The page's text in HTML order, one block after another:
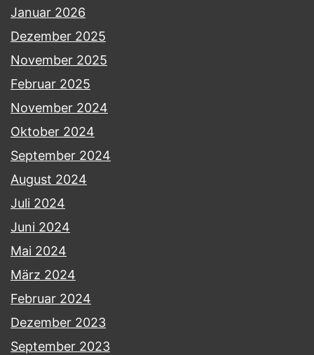
Januar 2026
Dezember 2025
November 2025
Februar 2025
November 2024
Oktober 2024
September 2024
August 2024
Juli 2024
Juni 2024
Mai 2024
März 2024
Februar 2024
Dezember 2023
September 2023